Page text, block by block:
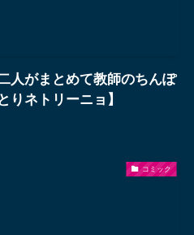
人がまとめて教師のちんぽ
りネトリーニョ】
コミック